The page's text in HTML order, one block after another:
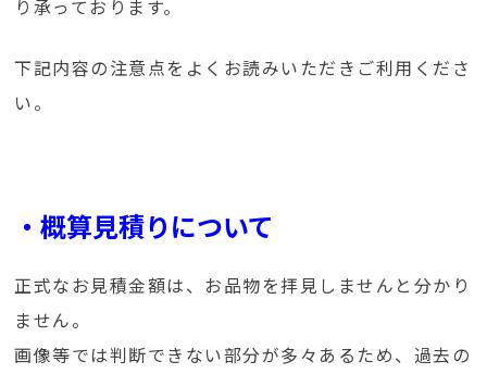
り承っております。
下記内容の注意点をよくお読みいただきご利用くださ
い。
・概算見積りについて
正式なお見積金額は、お品物を拝見しませんと分かり
ません。
画像等では判断できない部分が多々あるため、過去の